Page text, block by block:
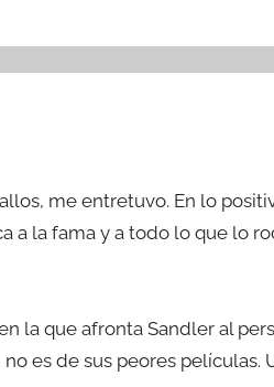
me entretuvo. En lo
a la fama y a todo lo que lo
la que afronta Sandler al
es de sus peores películas.